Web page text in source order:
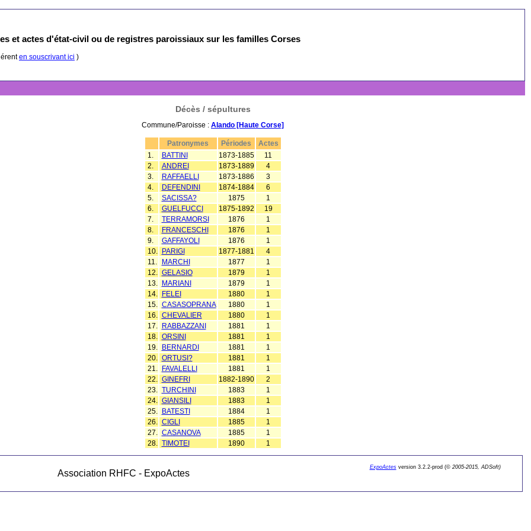
et actes d'état-civil ou de registres paroissiaux sur les familles Corses
en souscrivant ici )
Décès / sépultures
Commune/Paroisse : Alando [Haute Corse]
Patronymes Périodes
Actes
1.
BATTINI 1873-1885
11
2.
ANDREI 1873-1889
4
3.
RAFFAELLI 1873-1886
3
4.
DEFENDINI 1874-1884
6
5.
SACISSA? 1875
1
6.
GUELFUCCI 1875-1892
19
7.
TERRAMORSI 1876
1
8.
FRANCESCHI 1876
1
9.
GAFFAYOLI 1876
1
10.
PARIGI 1877-1881
4
11.
MARCHI 1877
1
12. GELASIO 1879
1
13.
MARIANI 1879
1
14.
FELEI 1880
1
15. CASASOPRANA 1880
1
16. CHEVALIER 1880
1
17.
RABBAZZANI 1881
1
18. ORSINI 1881
1
19.
BERNARDI 1881
1
20. ORTUSI? 1881
1
21.
FAVALELLI 1881
1
22. GINEFRI 1882-1890
2
23. TURCHINI 1883
1
24. GIANSILI 1883
1
25.
BATESTI 1884
1
26. CIGLI 1885
1
27. CASANOVA 1885
1
28. TIMOTEI 1890 1
Association RHFC - ExpoActes
ExpoActesversion 3.2.2-prod (©2005-2015, ADSoft)